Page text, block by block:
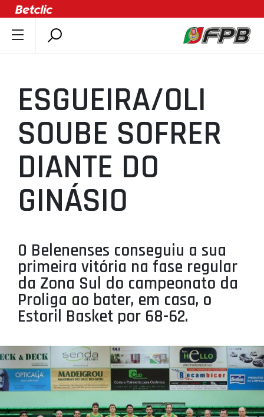
ÚLTIMAS
COMPETIÇÕES
ASSOCIAÇÕES
CLUBES
AGENTES
AGENDA
MINIBASQUETE
ÁREA TÉCNICA
PROJETOS
LIGA BETCLIC MASCULINA
LIGA BETCLIC FEMININA
ESGUEIRA/OLI
SOUBE SOFRER
DIANTE DO
GINÁSIO
O Belenenses conseguiu a sua
primeira vitória na fase regular
da Zona Sul do campeonato da
Proliga ao bater, em casa, o
Estoril Basket por 68-62.